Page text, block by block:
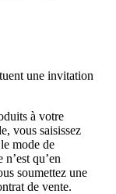
une invitation
à votre
vous saisissez
mode de
qu’en
soumettez une
de vente.